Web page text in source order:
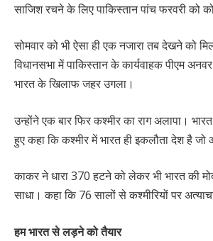
साजिश रचने के लिए पाकिस्तान पांच फरवरी को
सोमवार को भी ऐसा ही एक नजारा तब देखने को
विधानसभा में पाकिस्तान के कार्यवाहक पीएम
भारत के खिलाफ जहर उगला।
उन्होंने एक बार फिर कश्मीर का राग अलापा।
हुए कहा कि कश्मीर में भारत ही इकलौता देश है
काकर ने धारा 370 हटने को लेकर भी भारत की
साधा। कहा कि 76 सालों से कश्मीरियों पर
हम भारत से लड़ने को तैयार